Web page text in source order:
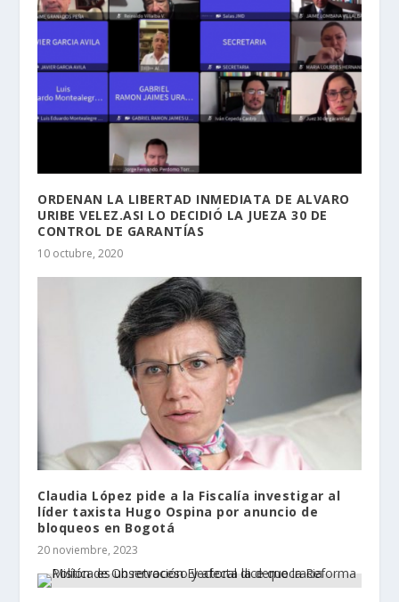
ORDENAN LA LIBERTAD INMEDIATA DE ALVARO
URIBE VELEZ.ASI LO DECIDIÓ LA JUEZA 30 DE
CONTROL DE GARANTÍAS
10 octubre, 2020
Claudia López pide a la Fiscalía investigar al
líder taxista Hugo Ospina por anuncio de
bloqueos en Bogotá
20 noviembre, 2023